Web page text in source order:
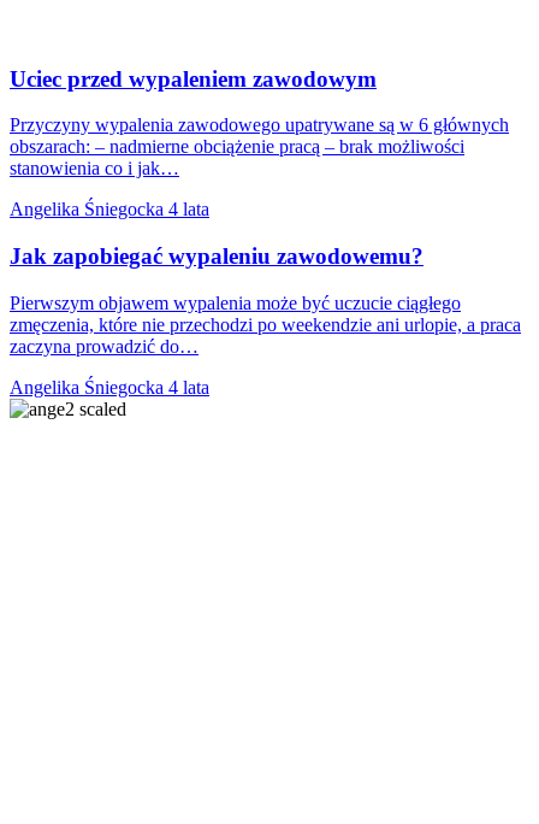
Uciec przed wypaleniem zawodowym
Przyczyny wypalenia zawodowego upatrywane są w 6 głównych
obszarach: – nadmierne obciążenie pracą – brak możliwości
stanowienia co i jak…
Angelika Śniegocka 4 lata
Jak zapobiegać wypaleniu zawodowemu?
Pierwszym objawem wypalenia może być uczucie ciągłego
zmęczenia, które nie przechodzi po weekendzie ani urlopie, a praca
zaczyna prowadzić do…
Angelika Śniegocka 4 lata